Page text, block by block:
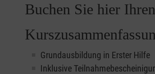
Buchen Sie hier
Grundausbildung in Erster Hilfe
Inklusive